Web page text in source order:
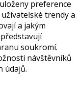
preference
trendy a
a jakým
soukromí.
návštěvníků
údajů.